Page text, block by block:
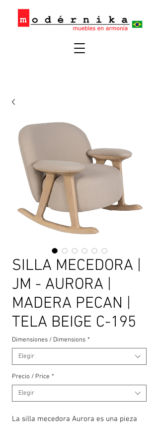
SILLA MECEDORA |
JM - AURORA |
MADERA PECAN |
TELA BEIGE C-195
Dimensiones / Dimensions *
Elegir
Precio / Price *
Elegir
La silla mecedora Aurora es una pieza